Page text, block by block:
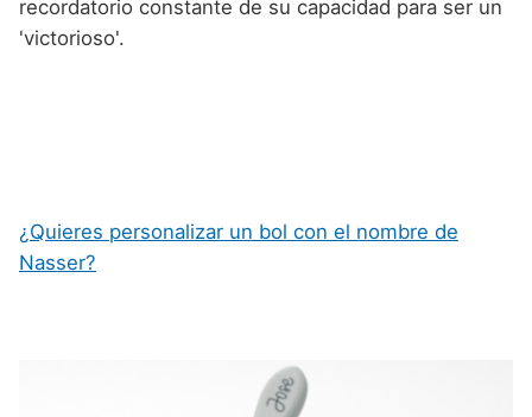
recordatorio constante de su capacidad para ser un
'victorioso'.
¿Quieres personalizar un bol con el nombre de
Nasser?